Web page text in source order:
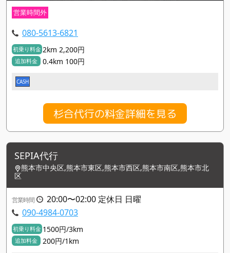
営業時間外
080-5613-6821
初乗り料金 2km 2,200円
追加料金 0.4km 100円
CASH
杉合代行の料金詳細を見る
SEPIA代行
熊本市中央区,熊本市東区,熊本市西区,熊本市南区,熊本市北
区
営業時間
20:00〜02:00 定休日 日曜
090-4984-0703
初乗り料金 1500円/3km
追加料金 200円/1km